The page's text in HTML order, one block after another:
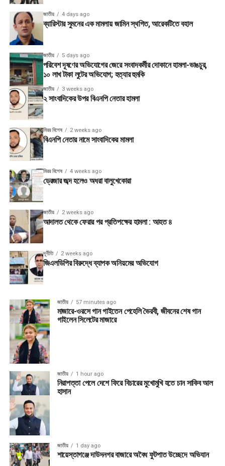
জাতীয় 4 days ago
ব্যারিস্টার সুমনের এক মামলায় জামিন স্থগিত, আরেকটিতে বহাল
জাতীয় 5 days ago
পরিবেশ দূষণের অভিযোগের জেরে সংবাদকর্মীর দোকানে হামলা-ভাঙচুর,
১০ লাখ টাকা লুটের অভিযোগ; হত্যার হুমকি
জাতীয় 3 weeks ago
২ সাংবাদিকের উপর বিএনপি নেতার হামলা
মিরর বিশেষ 2 weeks ago
বিএনপি নেতার নামে সাংবাদিকের মামলা
মিরর বিশেষ 4 weeks ago
ড্রেজার জব্দ হলেও অধরা বালুখেকোরা
জাতীয় 2 weeks ago
আদালত থেকে ফেরার পর প্রতিপক্ষের হামলা : আহত ৪
দূর্নীতি 2 weeks ago
জিএলডিপির বিরুদ্ধে ব্যাপক অনিয়মের অভিযোগ
জাতীয় 57 minutes ago
মাজারে-ওরসে গান গাইতেন পেহেলি ভৈরবী, জীবনের শেষ গান
গাইলেন সিলেটের মাজারে
জাতীয় 1 hour ago
নিরাপত্তা পেলে দেশে ফিরে বিচারের মুখোমুখি হতে চান সাকিব আল
হাসান
জাতীয় 1 day ago
শায়েস্তাগঞ্জে দাউদনগর বাজারে অবৈধ ফুটপাত উচ্ছেদে অভিযান